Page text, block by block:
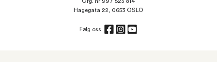
Hagegata 22, 0653 OSLO
Følg oss